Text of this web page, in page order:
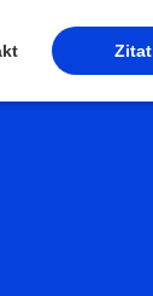
Zitat